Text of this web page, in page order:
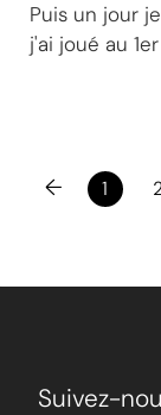
Puis un jour
j'ai joué au
← 1
Suivez-